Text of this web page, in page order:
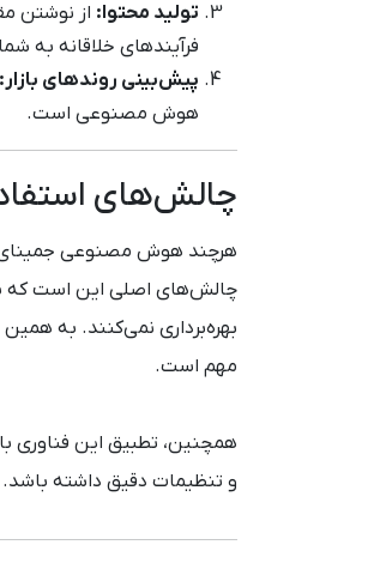
تولید محتوا: از نوشتن
فرآیندهای خلاقانه به
پیش‌بینی روندهای بازار:
هوش مصنوعی است.
چالش‌های
هرچند هوش مصنوعی جمینای
چالش‌های اصلی این است که
بهره‌برداری نمی‌کنند. به همین
مهم است.
همچنین، تطبیق این فناوری
و تنظیمات دقیق داشته باشد.